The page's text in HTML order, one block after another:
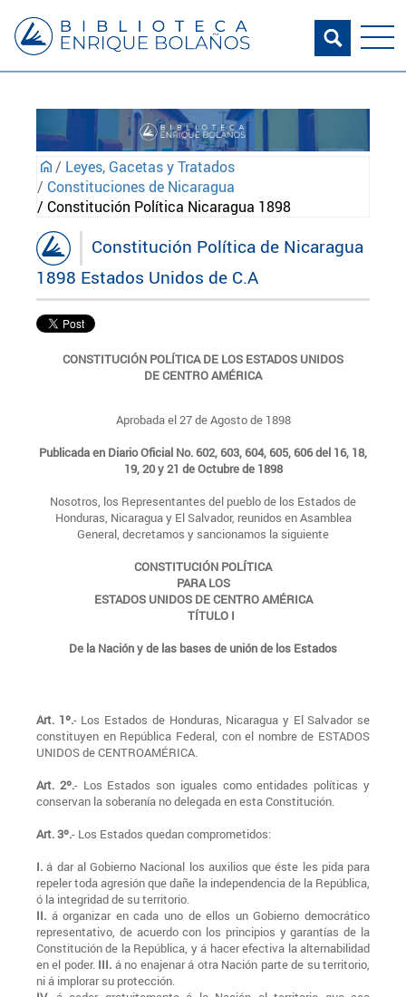
/ Leyes, Gacetas y Tratados
/ Constituciones de Nicaragua
/ Constitución Política Nicaragua 1898
Constitución Política de Nicaragua
1898 Estados Unidos de C.A
CONSTITUCIÓN POLÍTICA DE LOS ESTADOS UNIDOS
DE CENTRO AMÉRICA
Aprobada el 27 de Agosto de 1898
Publicada en Diario Oficial No. 602, 603, 604, 605, 606 del 16, 18,
19, 20 y 21 de Octubre de 1898
Nosotros, los Representantes del pueblo de los Estados de
Honduras, Nicaragua y El Salvador, reunidos en Asamblea
General, decretamos y sancionamos la siguiente
CONSTITUCIÓN POLÍTICA
PARA LOS
ESTADOS UNIDOS DE CENTRO AMÉRICA
TÍTULO I
De la Nación y de las bases de unión de los Estados
Art. 1º.- Los Estados de Honduras, Nicaragua y El Salvador se
constituyen en República Federal, con el nombre de ESTADOS
UNIDOS de CENTROAMÉRICA.
Art. 2º.- Los Estados son iguales como entidades políticas y
conservan la soberanía no delegada en esta Constitución.
Art. 3º.- Los Estados quedan comprometidos:
I. á dar al Gobierno Nacional los auxilios que éste les pida para
repeler toda agresión que dañe la independencia de la República,
ó la integridad de su territorio.
II. á organizar en cada uno de ellos un Gobierno democrático
representativo, de acuerdo con los principios y garantías de la
Constitución de la República, y á hacer efectiva la alternabilidad
en el poder. III. á no enajenar á otra Nación parte de su territorio,
ni á implorar su protección.